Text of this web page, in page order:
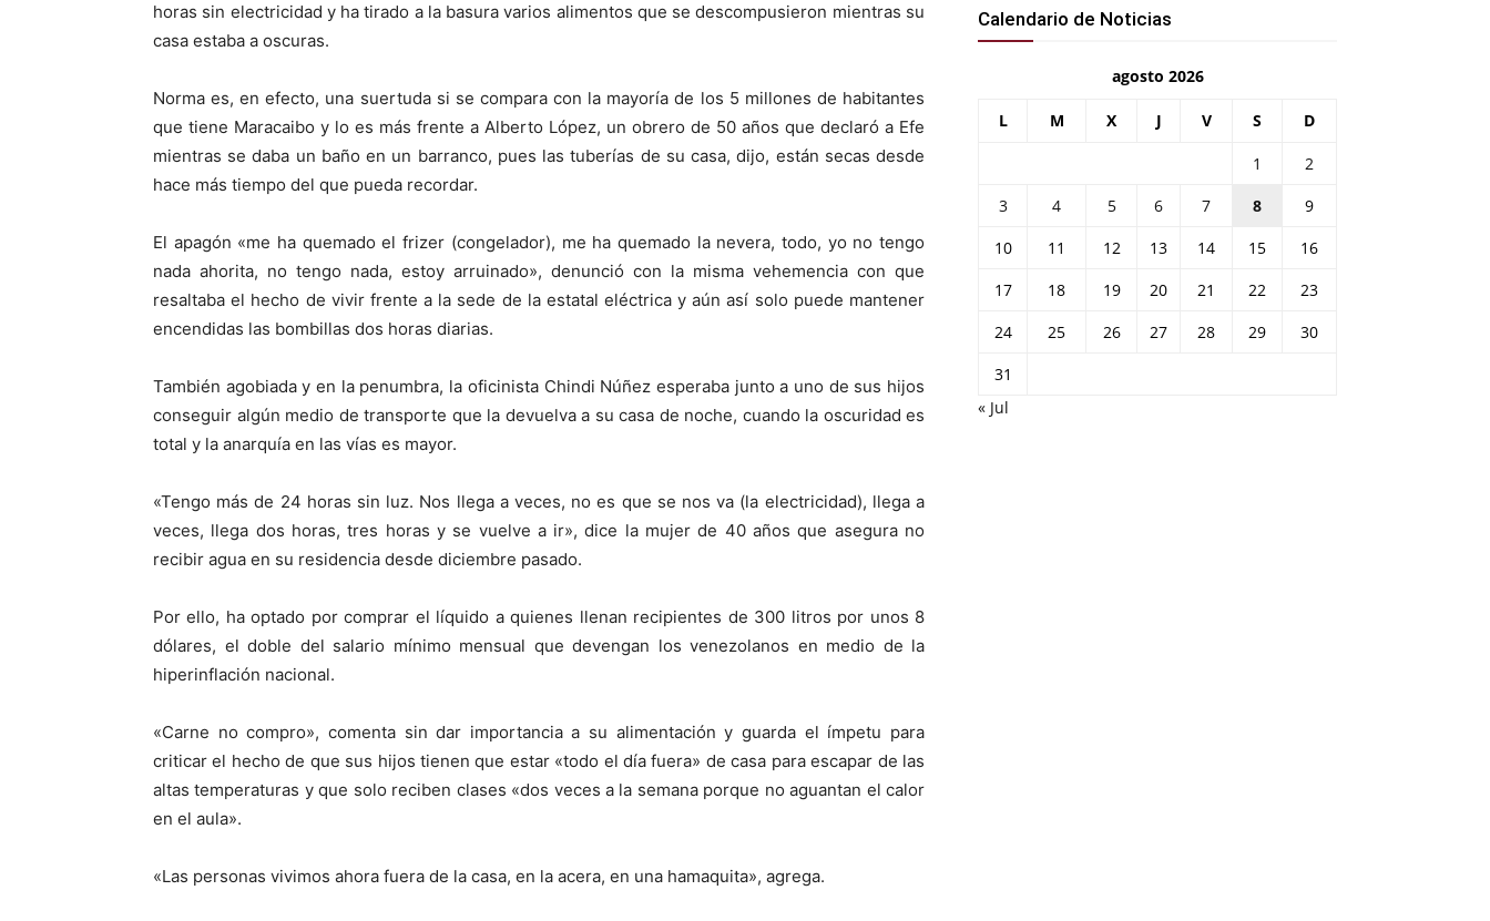
horas sin electricidad y ha tirado a la basura varios alimentos que se descompusieron mientras su
casa estaba a oscuras.
Norma es, en efecto, una suertuda si se compara con la mayoría de los 5 millones de habitantes
que tiene Maracaibo y lo es más frente a Alberto López, un obrero de 50 años que declaró a Efe
mientras se daba un baño en un barranco, pues las tuberías de su casa, dijo, están secas desde
hace más tiempo del que pueda recordar.
El apagón «me ha quemado el frizer (congelador), me ha quemado la nevera, todo, yo no tengo
nada ahorita, no tengo nada, estoy arruinado», denunció con la misma vehemencia con que
resaltaba el hecho de vivir frente a la sede de la estatal eléctrica y aún así solo puede mantener
encendidas las bombillas dos horas diarias.
También agobiada y en la penumbra, la oficinista Chindi Núñez esperaba junto a uno de sus hijos
conseguir algún medio de transporte que la devuelva a su casa de noche, cuando la oscuridad es
total y la anarquía en las vías es mayor.
«Tengo más de 24 horas sin luz. Nos llega a veces, no es que se nos va (la electricidad), llega a
veces, llega dos horas, tres horas y se vuelve a ir», dice la mujer de 40 años que asegura no
recibir agua en su residencia desde diciembre pasado.
Por ello, ha optado por comprar el líquido a quienes llenan recipientes de 300 litros por unos 8
dólares, el doble del salario mínimo mensual que devengan los venezolanos en medio de la
hiperinflación nacional.
«Carne no compro», comenta sin dar importancia a su alimentación y guarda el ímpetu para
criticar el hecho de que sus hijos tienen que estar «todo el día fuera» de casa para escapar de las
altas temperaturas y que solo reciben clases «dos veces a la semana porque no aguantan el calor
en el aula».
«Las personas vivimos ahora fuera de la casa, en la acera, en una hamaquita», agrega.
Calendario de Noticias
agosto 2026
L M X J V S D
1
2
3
4 5 6 7 8
9
10
11 12 13 14 15
16
17
18 19 20 21 22
23
24
25 26 27 28 29
30
31
« Jul